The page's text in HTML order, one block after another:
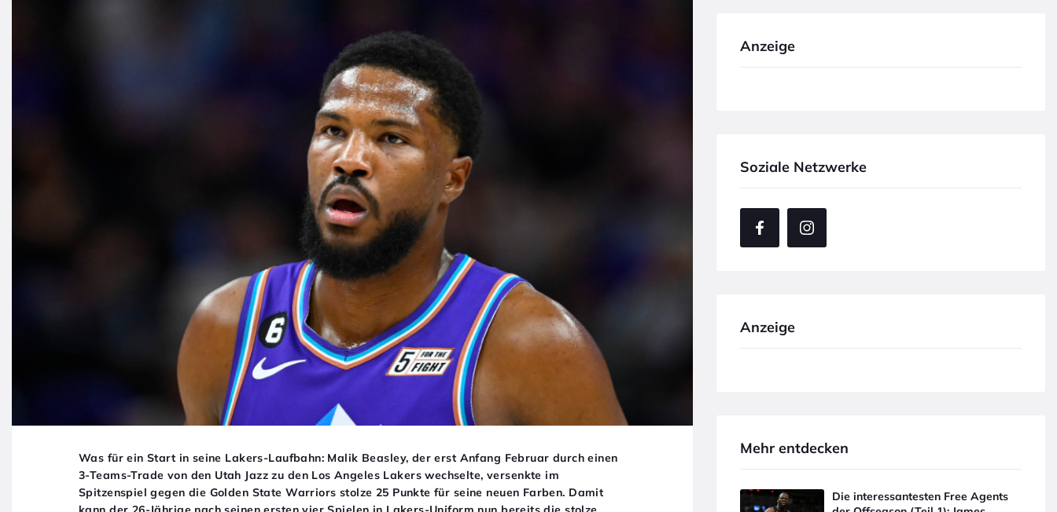
Was für ein Start in seine Lakers-Laufbahn: Malik Beasley, der erst Anfang Februar durch einen
3-Teams-Trade von den Utah Jazz zu den Los Angeles Lakers wechselte, versenkte im
Spitzenspiel gegen die Golden State Warriors stolze 25 Punkte für seine neuen Farben. Damit
Anzeige
Soziale Netzwerke
Anzeige
Mehr entdecken
Die interessantesten Free Agents